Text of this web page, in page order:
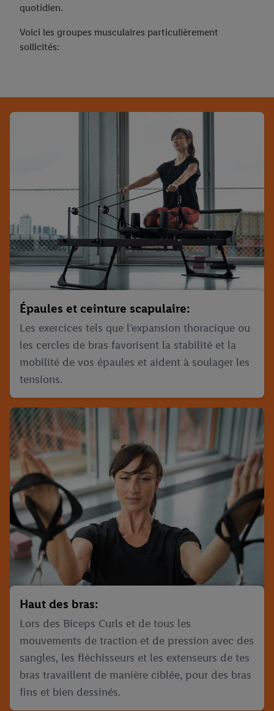
quotidien.
Voici les groupes musculaires particulièrement
sollicités:
Épaules et ceinture scapulaire:
Les exercices tels que l’expansion thoracique ou
les cercles de bras favorisent la stabilité et la
mobilité de vos épaules et aident à soulager les
tensions.
Haut des bras:
Lors des Biceps Curls et de tous les
mouvements de traction et de pression avec des
sangles, les fléchisseurs et les extenseurs de tes
bras travaillent de manière ciblée, pour des bras
fins et bien dessinés.